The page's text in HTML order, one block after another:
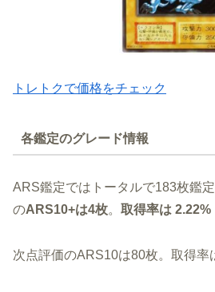
トレトクで価格をチェック
各鑑定のグレード情報
ARS鑑定ではトータルで183枚鑑
のARS10+は4枚。 取得率は 2.22%
次点評価のARS10は80枚。取得率